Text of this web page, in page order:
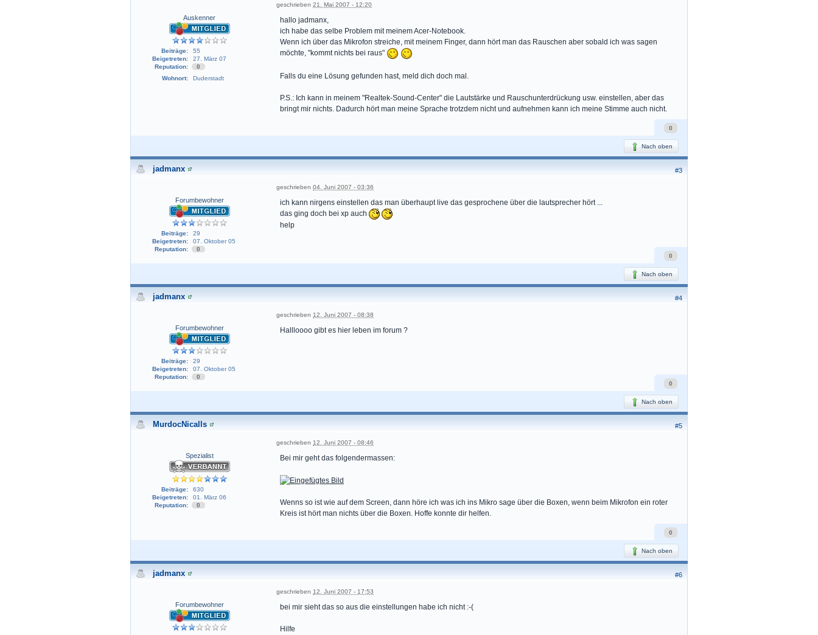
Auskenner
Beiträge:
55
Beigetreten:
27. März 07
Reputation:
0
Wohnort:
Duderstadt
geschrieben 21. Mai 2007 - 12:20
hallo jadmanx,
ich habe das selbe Problem mit meinem Acer-Notebook.
Wenn ich über das Mikrofon streiche, mit meinem Finger, dann hört man das Rauschen aber sobald ich was sagen
möchte, "kommt nichts bei raus"
Falls du eine Lösung gefunden hast, meld dich doch mal.
P.S.: Ich kann in meinem "Realtek-Sound-Center" die Lautstärke und Rauschunterdrückung usw. einstellen, aber das
bringt mir nichts. Dadurch hört man meine Sprache trotzdem nicht und aufnehmen kann ich meine Stimme auch nicht.
0
Nach oben
#3
jadmanx
Forumbewohner
Beiträge:
29
Beigetreten:
07. Oktober 05
Reputation:
0
geschrieben 04. Juni 2007 - 03:36
ich kann nirgens einstellen das man überhaupt live das gesprochene über die lautsprecher hört ...
das ging doch bei xp auch
help
0
Nach oben
#4
jadmanx
Forumbewohner
Beiträge:
29
Beigetreten:
07. Oktober 05
Reputation:
0
geschrieben 12. Juni 2007 - 08:38
Hallloooo gibt es hier leben im forum ?
0
Nach oben
#5
MurdocNicalls
Spezialist
Beiträge:
630
Beigetreten:
01. März 06
Reputation:
0
geschrieben 12. Juni 2007 - 08:46
Bei mir geht das folgendermassen:
Wenns so ist wie auf dem Screen, dann höre ich was ich ins Mikro sage über die Boxen, wenn beim Mikrofon ein roter
Kreis ist hört man nichts über die Boxen. Hoffe konnte dir helfen.
0
Nach oben
#6
jadmanx
Forumbewohner
geschrieben 12. Juni 2007 - 17:53
bei mir sieht das so aus die einstellungen habe ich nicht :-(
Hilfe